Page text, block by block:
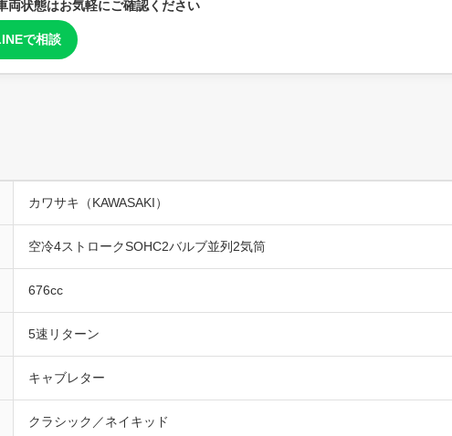
両状態はお気軽にご確認ください
で相談
カワサキ（KAWASAKI）
空冷4ストロークSOHC2バルブ並列2気筒
676cc
5速リターン
キャブレター
クラシック／ネイキッド